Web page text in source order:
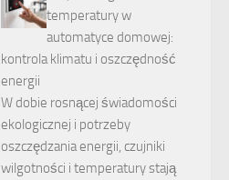
temperatury w
automatyce domowej:
kontrola klimatu i oszczędność
energii
W dobie rosnącej świadomości
ekologicznej i potrzeby
oszczędzania energii, czujniki
wilgotności i temperatury stają